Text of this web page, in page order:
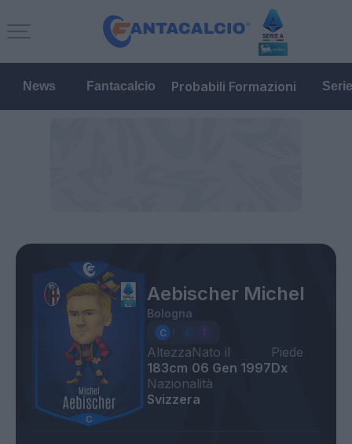
News Fantacalcio Probabili Formazioni
Aebischer Michel
Bologna
Altezza
183cm
Nato il
06 Gen 1997
Piede
Dx
Nazionalità
Svizzera